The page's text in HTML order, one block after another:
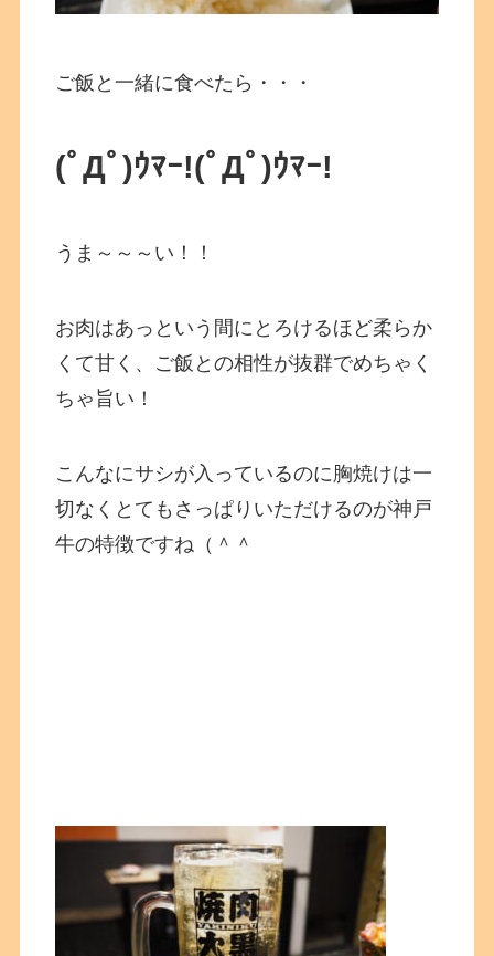
ご飯と一緒に食べたら・・・
(ﾟДﾟ)ｳﾏｰ!(ﾟДﾟ)ｳﾏｰ!
うま～～～い！！
お肉はあっという間にとろけるほど柔らか
くて甘く、ご飯との相性が抜群でめちゃく
ちゃ旨い！
こんなにサシが入っているのに胸焼けは一
切なくとてもさっぱりいただけるのが神戸
牛の特徴ですね（＾＾